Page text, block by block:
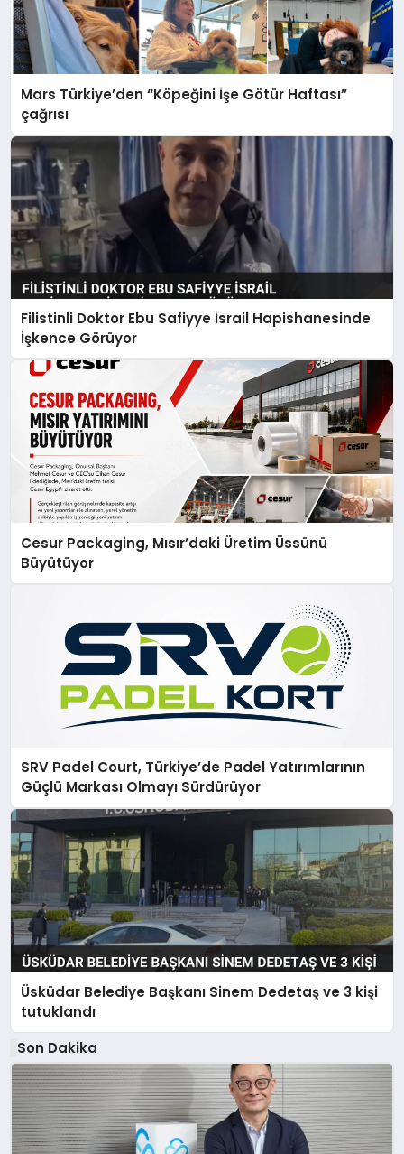
Mars Türkiye’den “Köpeğini İşe Götür Haftası”
çağrısı
Filistinli Doktor Ebu Safiyye İsrail Hapishanesinde
İşkence Görüyor
Cesur Packaging, Mısır’daki Üretim Üssünü
Büyütüyor
SRV Padel Court, Türkiye’de Padel Yatırımlarının
Güçlü Markası Olmayı Sürdürüyor
Üsküdar Belediye Başkanı Sinem Dedetaş ve 3 kişi
tutuklandı
Son Dakika